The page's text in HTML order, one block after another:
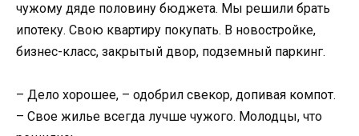
чужому дяде половину бюджета. Мы решили брать
ипотеку. Свою квартиру покупать. В новостройке,
бизнес-класс, закрытый двор, подземный паркинг.
– Дело хорошее, – одобрил свекор, допивая компот.
– Свое жилье всегда лучше чужого. Молодцы, что